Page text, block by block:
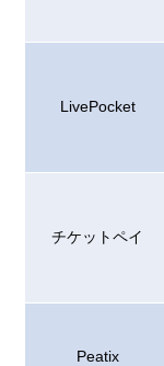
LivePocket
チケットペイ
Peatix